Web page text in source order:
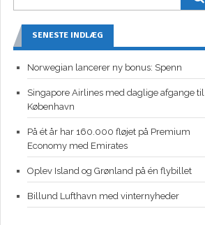
SENESTE INDLÆG
Norwegian lancerer ny bonus: Spenn
Singapore Airlines med daglige afgange til
København
På ét år har 160.000 fløjet på Premium
Economy med Emirates
Oplev Island og Grønland på én flybillet
Billund Lufthavn med vinternyheder